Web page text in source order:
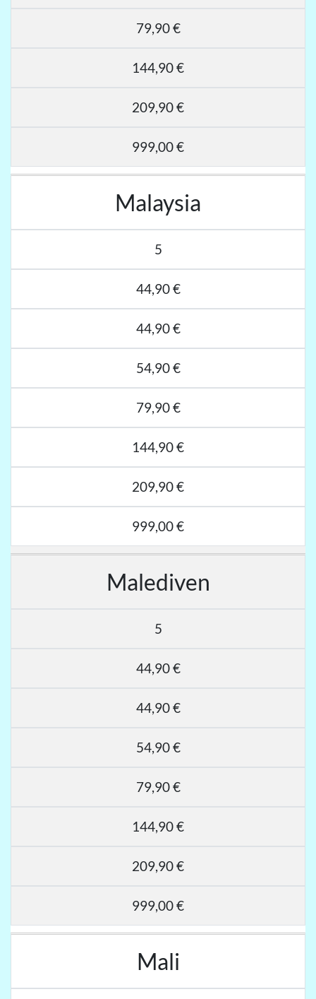
79,90 €
144,90 €
209,90 €
999,00 €
Malaysia
5
44,90 €
44,90 €
54,90 €
79,90 €
144,90 €
209,90 €
999,00 €
Malediven
5
44,90 €
44,90 €
54,90 €
79,90 €
144,90 €
209,90 €
999,00 €
Mali